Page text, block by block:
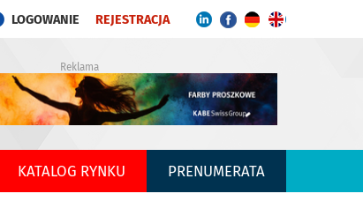
LOGOWANIE REJESTRACJA
Reklama
KATALOG RYNKU PRENUMERATA